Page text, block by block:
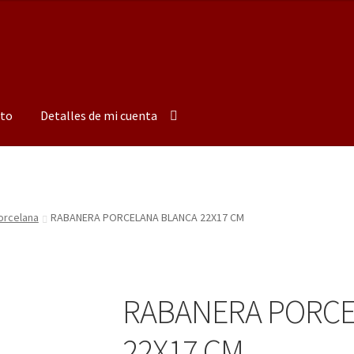
Detalles de mi cuenta
RABANERA PORCELANA BLANCA 22X17 CM
RABANERA